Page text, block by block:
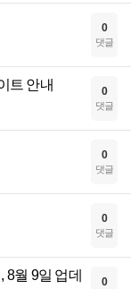
0
댓글
트 안내 0
댓글
0
댓글
0
댓글
8월 9일 업데
0